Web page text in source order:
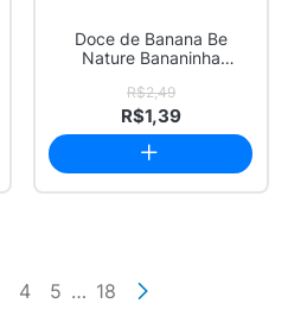
Doce de Banana Be
Nature Bananinha
R$2,49
R$1,39
4 5 … 18